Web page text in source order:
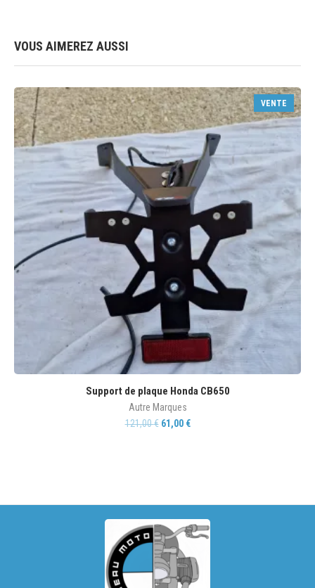
VOUS AIMEREZ AUSSI
VENTE
Support de plaque Honda CB650
Autre Marques
121,00€ 61,00 €